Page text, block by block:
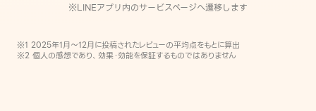
※LINEアプリ内のサービスページへ遷移します
※1 2025年1月〜12月に投稿されたレビューの平均点をもとに算出
※2 個人の感想であり、効果・効能を保証するものではありません